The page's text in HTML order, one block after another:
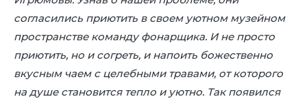
согласились приютить в своем уютном музейном
пространстве команду фонарщика. И не просто
приютить, но и согреть, и напоить божественно
вкусным чаем с целебными травами, от которого
на душе становится тепло и уютно. Так появился